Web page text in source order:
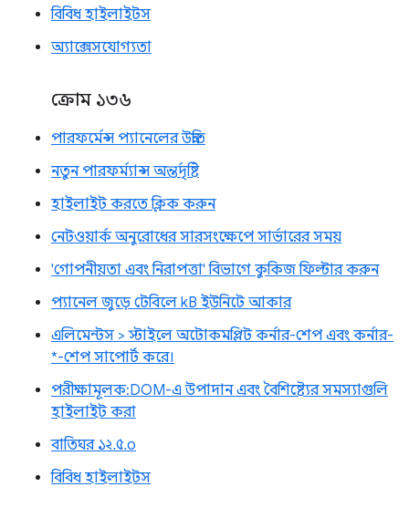
বিবিধ হাইলাইটস
অ্যাক্সেসযোগ্যতা
ক্রোম ১৩৬
পারফর্মেন্স প্যানেলের উন্নতি
নতুন পারফর্ম্যান্স অন্তর্দৃষ্টি
হাইলাইট করতে ক্লিক করুন
নেটওয়ার্ক অনুরোধের সারসংক্ষেপে সার্ভারের সময়
'গোপনীয়তা এবং নিরাপত্তা' বিভাগে কুকিজ ফিল্টার করুন
প্যানেল জুড়ে টেবিলে kB ইউনিটে আকার
এলিমেন্টস > স্টাইলে অটোকমপ্লিট কর্নার-শেপ এবং কর্নার-
*-শেপ সাপোর্ট করে।
পরীক্ষামূলক: DOM-এ উপাদান এবং বৈশিষ্ট্যের সমস্যাগুলি
হাইলাইট করা
বাতিঘর ১২.৫.০
বিবিধ হাইলাইটস